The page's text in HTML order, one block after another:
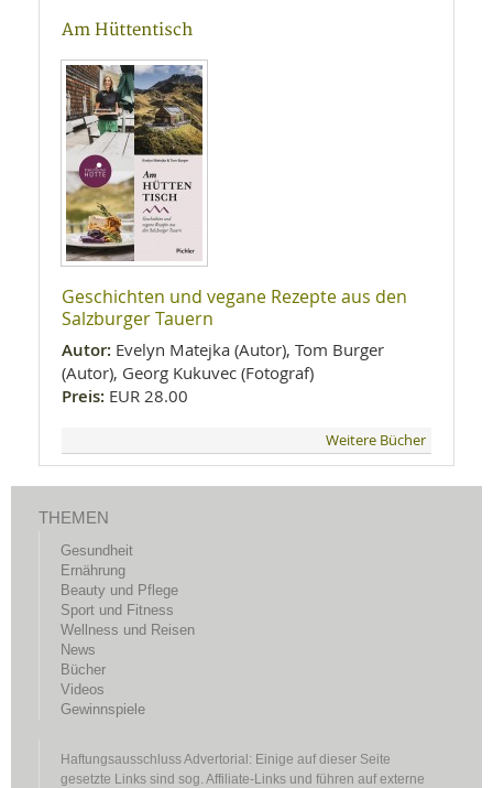
Am Hüttentisch
Geschichten und vegane Rezepte aus den
Salzburger Tauern
Autor: Evelyn Matejka (Autor), Tom Burger
(Autor), Georg Kukuvec (Fotograf)
Preis: EUR 28.00
Weitere Bücher
THEMEN
Gesundheit
Ernährung
Beauty und Pflege
Sport und Fitness
Wellness und Reisen
News
Bücher
Videos
Gewinnspiele
Haftungsausschluss Advertorial: Einige auf dieser Seite
gesetzte Links sind sog. Affiliate-Links und führen auf externe